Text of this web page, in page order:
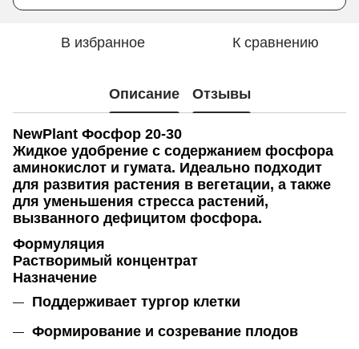
В избранное К сравнению
Описание Отзывы
NewPlant Фосфор 20-30
Жидкое удобрение с содержанием фосфора
аминокислот и гумата. Идеально подходит
для развития растения в вегетации, а также
для уменьшения стресса растений,
вызванного дефицитом фосфора.
Формуляция
Растворимый концентрат
Назначение
Поддерживает тургор клетки
Формирование и созревание плодов